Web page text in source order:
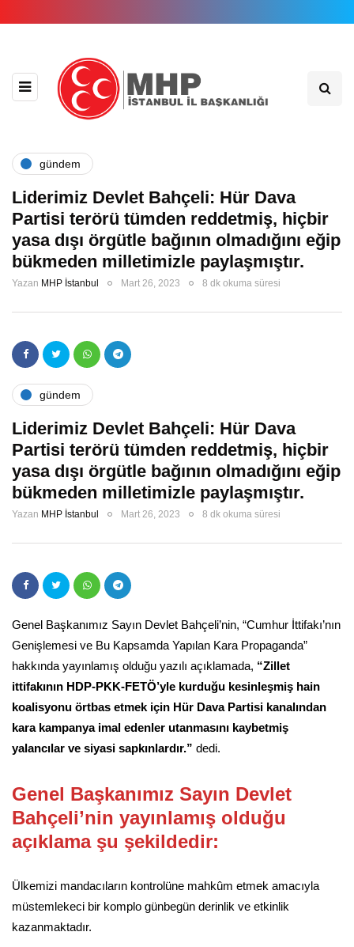
gündem
Liderimiz Devlet Bahçeli: Hür Dava
Partisi terörü tümden reddetmiş, hiçbir
yasa dışı örgütle bağının olmadığını eğip
bükmeden milletimizle paylaşmıştır.
Yazan MHP İstanbul Mart 26, 2023 8 dk okuma süresi
gündem
Liderimiz Devlet Bahçeli: Hür Dava
Partisi terörü tümden reddetmiş, hiçbir
yasa dışı örgütle bağının olmadığını eğip
bükmeden milletimizle paylaşmıştır.
Yazan MHP İstanbul Mart 26, 2023 8 dk okuma süresi
Genel Başkanımız Sayın Devlet Bahçeli’nin, “Cumhur İttifakı’nın
Genişlemesi ve Bu Kapsamda Yapılan Kara Propaganda”
hakkında yayınlamış olduğu yazılı açıklamada, “Zillet
ittifakının HDP-PKK-FETÖ’yle kurduğu kesinleşmiş hain
koalisyonu örtbas etmek için Hür Dava Partisi kanalından
kara kampanya imal edenler utanmasını kaybetmiş
yalancılar ve siyasi sapkınlardır.” dedi.
Genel Başkanımız Sayın Devlet
Bahçeli’nin yayınlamış olduğu
açıklama şu şekildedir:
Ülkemizi mandacıların kontrolüne mahkûm etmek amacıyla
müstemlekeci bir komplo günbegün derinlik ve etkinlik
kazanmaktadır.